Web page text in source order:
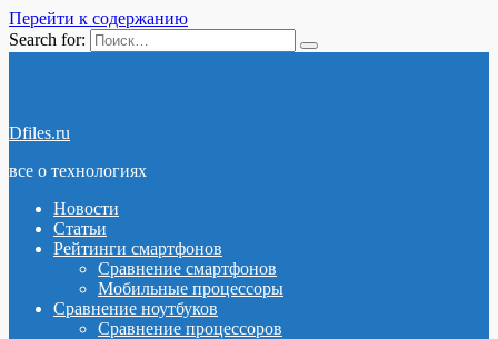
Перейти к содержанию
Search for:
Dfiles.ru
все о технологиях
Новости
Статьи
Рейтинги смартфонов
Сравнение смартфонов
Мобильные процессоры
Сравнение ноутбуков
Сравнение процессоров